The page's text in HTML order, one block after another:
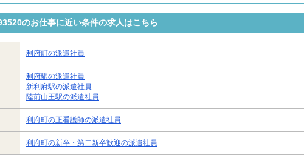
のお仕事に近い条件の求人はこちら
利府町の派遣社員
利府駅の派遣社員
新利府駅の派遣社員
陸前山王駅の派遣社員
利府町の正看護師の派遣社員
利府町の新卒・第二新卒歓迎の派遣社員